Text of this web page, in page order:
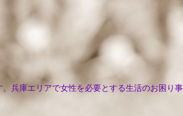
兵庫エリアで女性を必要とする生活のお困り事